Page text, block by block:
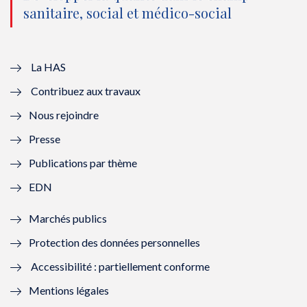
u
l
l
f
n
ê
t
r
o
e
e
n
ê
u
ê
t
o
ê
sanitaire, social et médico-social
La HAS
Contribuez aux travaux
Nous rejoindre
Presse
Publications par thème
EDN
Marchés publics
Protection des données personnelles
Accessibilité : partiellement conforme
Mentions légales